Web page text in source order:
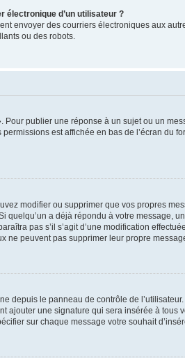
électronique d’un utilisateur ?
envoyer des courriers électroniques aux
ou des robots.
publier une réponse à un sujet ou un
est affichée en bas de l’écran du
modifier ou supprimer que vos propres
a déjà répondu à votre message,
pas s’il s’agit d’une modification
peuvent pas supprimer leur propre
depuis le panneau de contrôle de
ajouter une signature qui sera insérée à
sur chaque message votre souhait